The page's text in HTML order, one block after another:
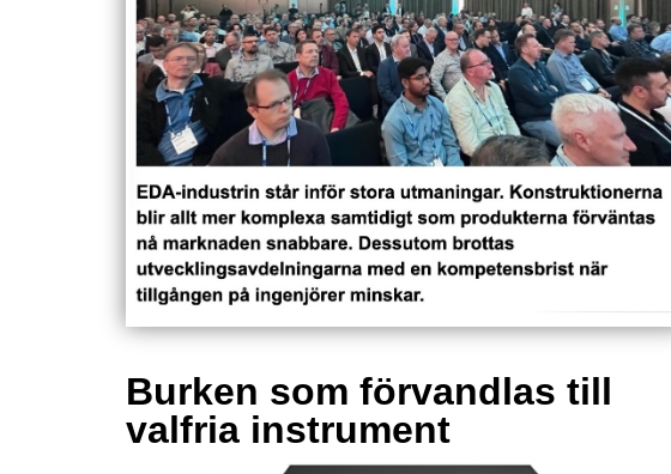
Burken som förvandlas till
valfria instrument